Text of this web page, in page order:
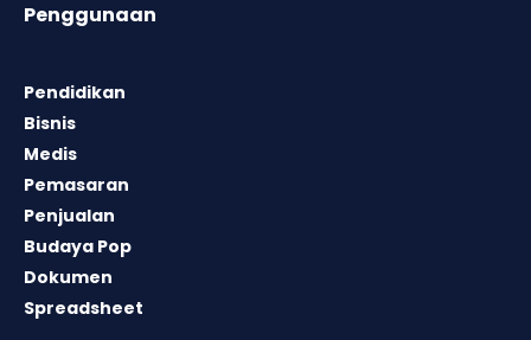
Penggunaan
Pendidikan
Bisnis
Medis
Pemasaran
Penjualan
Budaya Pop
Dokumen
Spreadsheet